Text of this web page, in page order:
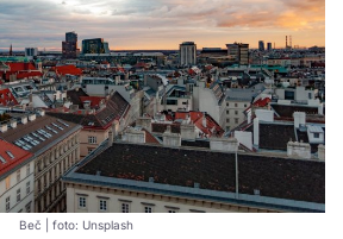
Beč | foto: Unsplash